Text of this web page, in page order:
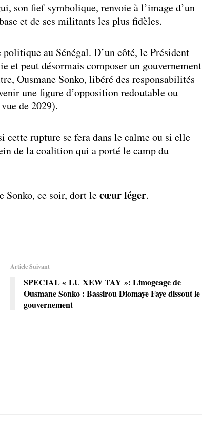
son fief symbolique, renvoie à l’image d’un
et de ses militants les plus fidèles.
au Sénégal. D’un côté, le Président
et peut désormais composer un gouvernement
Ousmane Sonko, libéré des responsabilités
une figure d’opposition redoutable ou
de 2029).
cette rupture se fera dans le calme ou si elle
de la coalition qui a porté le camp du
Sonko, ce soir, dort lecœur léger.
Article Suivant
SPECIAL « LU XEW TAY »: Limogeage de
Ousmane Sonko : Bassirou Diomaye Faye dissout le
gouvernement